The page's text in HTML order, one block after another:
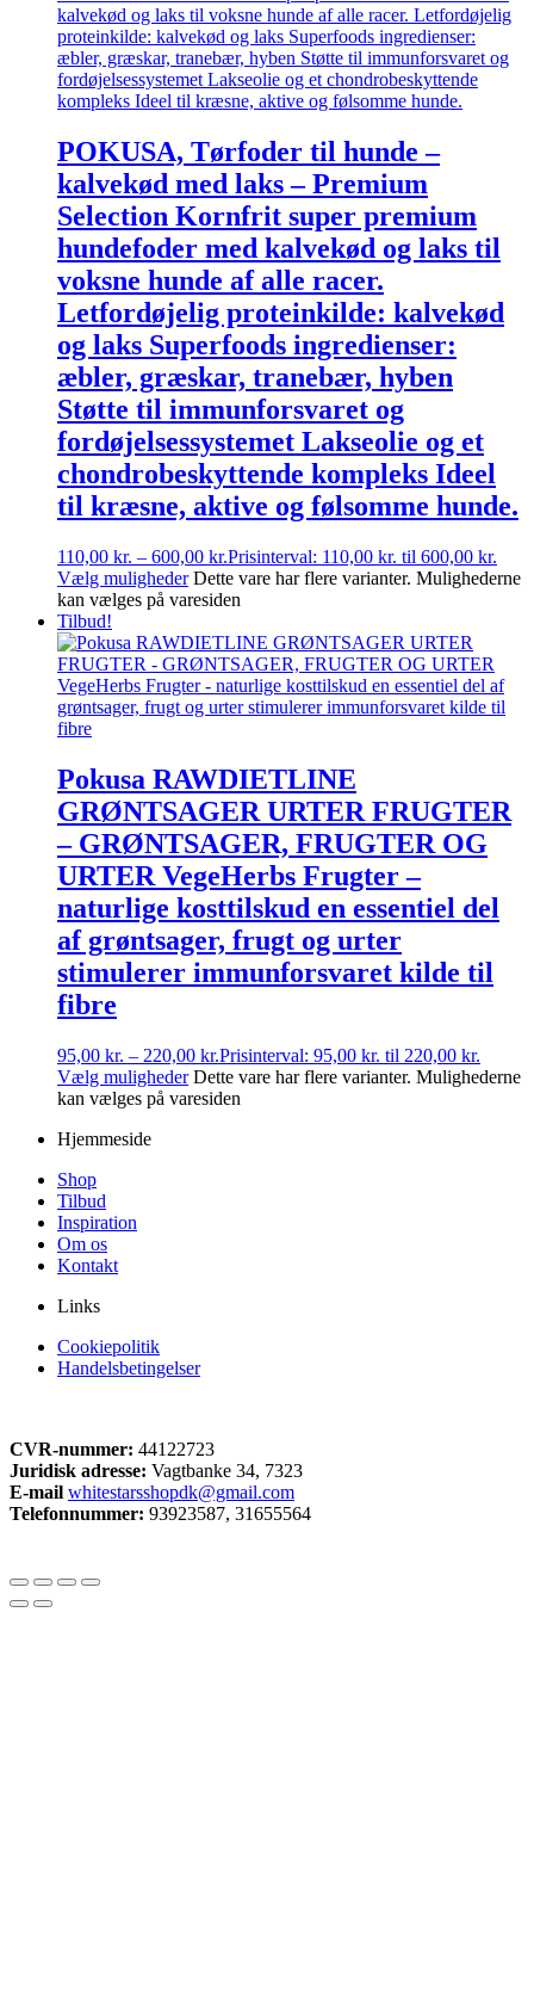
POKUSA, Tørfoder til hunde –
kalvekød med laks – Premium
Selection Kornfrit super premium
hundefoder med kalvekød og laks til
voksne hunde af alle racer.
Letfordøjelig proteinkilde: kalvekød
og laks Superfoods ingredienser:
æbler, græskar, tranebær, hyben
Støtte til immunforsvaret og
fordøjelsessystemet Lakseolie og et
chondrobeskyttende kompleks Ideel
til kræsne, aktive og følsomme hunde.
110,00 kr. – 600,00 kr.Prisinterval: 110,00 kr. til 600,00 kr.
Vælg muligheder Dette vare har flere varianter. Mulighederne
kan vælges på varesiden
Tilbud!
Pokusa RAWDIETLINE
GRØNTSAGER URTER FRUGTER
– GRØNTSAGER, FRUGTER OG
URTER VegeHerbs Frugter –
naturlige kosttilskud en essentiel del
af grøntsager, frugt og urter
stimulerer immunforsvaret kilde til
fibre
95,00 kr. – 220,00 kr.Prisinterval: 95,00 kr. til 220,00 kr.
Vælg muligheder Dette vare har flere varianter. Mulighederne
kan vælges på varesiden
Hjemmeside
Shop
Tilbud
Inspiration
Om os
Kontakt
Links
Cookiepolitik
Handelsbetingelser
CVR-nummer: 44122723
Juridisk adresse: Vagtbanke 34, 7323
E-mail whitestarsshopdk@gmail.com
Telefonnummer: 93923587, 31655564